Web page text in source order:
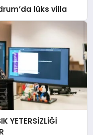
lüks villa
YETERSİZLİĞİ